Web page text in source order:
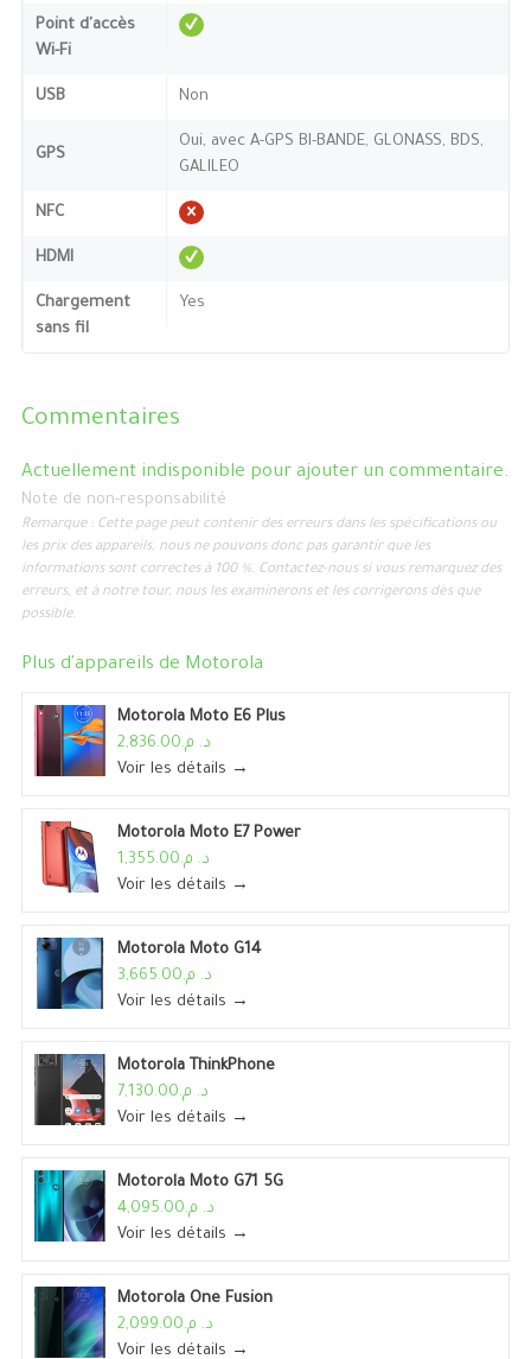
Point d'accès
Wi-Fi
USB Non
GPS
Oui, avec A-GPS BI-BANDE, GLONASS, BDS,
GALILEO
NFC
HDMI
Chargement
sans fil
Yes
Commentaires
Actuellement indisponible pour ajouter un commentaire.
Note de non-responsabilité
Remarque : Cette page peut contenir des erreurs dans les spécifications ou
les prix des appareils, nous ne pouvons donc pas garantir que les
informations sont correctes à 100 %. Contactez-nous si vous remarquez des
erreurs, et à notre tour, nous les examinerons et les corrigerons dès que
possible.
Plus d'appareils de Motorola
Motorola Moto E6 Plus
د. م.2,836.00
Voir les détails →
Motorola Moto E7 Power
د. م.1,355.00
Voir les détails →
Motorola Moto G14
د. م.3,665.00
Voir les détails →
Motorola ThinkPhone
د. م.7,130.00
Voir les détails →
Motorola Moto G71 5G
د. م.4,095.00
Voir les détails →
Motorola One Fusion
د. م.2,099.00
Voir les détails →